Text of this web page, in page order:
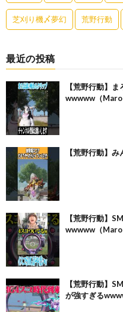
芝刈り機〆夢幻 荒野行動
最近の投稿
【荒野行動】
wwwww（Maro
【荒野行動】
【荒野行動】
wwwww（Maro
【荒野行動】
が強すぎる